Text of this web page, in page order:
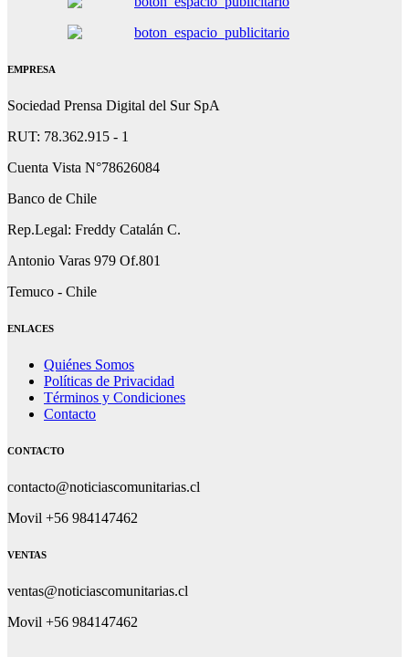
EMPRESA
Sociedad Prensa Digital del Sur SpA
RUT: 78.362.915 - 1
Cuenta Vista N°78626084
Banco de Chile
Rep.Legal: Freddy Catalán C.
Antonio Varas 979 Of.801
Temuco - Chile
ENLACES
Quiénes Somos
Políticas de Privacidad
Términos y Condiciones
Contacto
CONTACTO
contacto@noticiascomunitarias.cl
Movil +56 984147462
VENTAS
ventas@noticiascomunitarias.cl
Movil +56 984147462